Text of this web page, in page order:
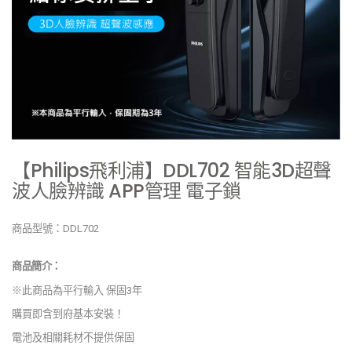
【Philips飛利浦】DDL702 智能3D超聲
波人臉辨識 APP管理 電子鎖
商品型號：DDL702
商品簡介：
※此商品為平行輸入 保固3年
購買即含到府基本安裝！
電池及相關耗材不提供保固